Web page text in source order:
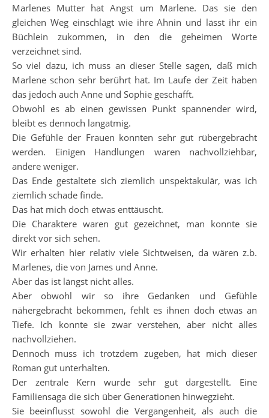
Marlenes Mutter hat Angst um Marlene. Das sie den
gleichen Weg einschlägt wie ihre Ahnin und lässt ihr ein
Büchlein zukommen, in den die geheimen Worte
verzeichnet sind.
So viel dazu, ich muss an dieser Stelle sagen, daß mich
Marlene schon sehr berührt hat. Im Laufe der Zeit haben
das jedoch auch Anne und Sophie geschafft.
Obwohl es ab einen gewissen Punkt spannender wird,
bleibt es dennoch langatmig.
Die Gefühle der Frauen konnten sehr gut rübergebracht
werden. Einigen Handlungen waren nachvollziehbar,
andere weniger.
Das Ende gestaltete sich ziemlich unspektakulär, was ich
ziemlich schade finde.
Das hat mich doch etwas enttäuscht.
Die Charaktere waren gut gezeichnet, man konnte sie
direkt vor sich sehen.
Wir erhalten hier relativ viele Sichtweisen, da wären z.b.
Marlenes, die von James und Anne.
Aber das ist längst nicht alles.
Aber obwohl wir so ihre Gedanken und Gefühle
nähergebracht bekommen, fehlt es ihnen doch etwas an
Tiefe. Ich konnte sie zwar verstehen, aber nicht alles
nachvollziehen.
Dennoch muss ich trotzdem zugeben, hat mich dieser
Roman gut unterhalten.
Der zentrale Kern wurde sehr gut dargestellt. Eine
Familiensaga die sich über Generationen hinwegzieht.
Sie beeinflusst sowohl die Vergangenheit, als auch die